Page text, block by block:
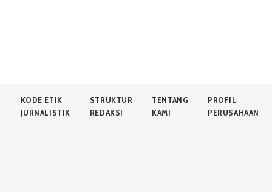
KODE ETIK
JURNALISTIK
STRUKTUR
REDAKSI
TENTANG
KAMI
PROFIL
PERUSAHAAN